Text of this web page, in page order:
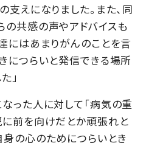
支えになりました。また、同
の共感の声やアドバイスも
にはあまりがんのことを言
につらいと発信できる場所
」
った人に対して「病気の重
に前を向けだとか頑張れと
の心のためにつらいとき